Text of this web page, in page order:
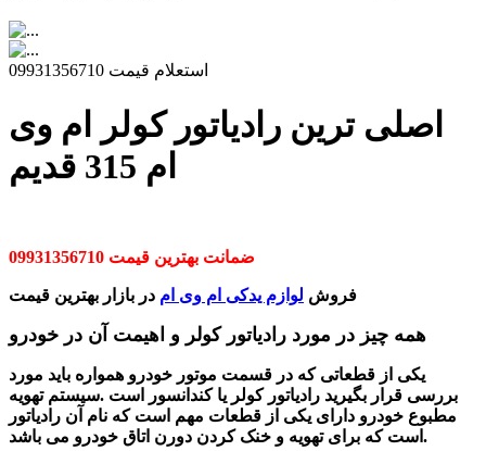
استعلام قیمت 09931356710
اصلی ترین رادیاتور کولر ام وی
ام 315 قدیم
ضمانت بهترین قیمت 09931356710
فروش لوازم یدکی ام وی ام در بازار بهترین قیمت
همه چیز در مورد رادیاتور کولر و اهیمت آن در خودرو
یکی از قطعاتی که در قسمت موتور خودرو همواره باید مورد
بررسی قرار بگیرید رادیاتور کولر یا کندانسور است .سیستم تهویه
مطبوع خودرو دارای یکی از قطعات مهم است که نام آن رادیاتور
است که برایتهویه و خنک کردن دورن اتاق خودرو می با شد.